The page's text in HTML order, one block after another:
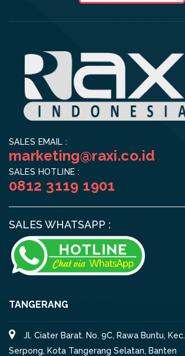
SALES EMAIL :
marketing@raxi.co.id
SALES HOTLINE :
0812 3119 1901
SALES WHATSAPP :
TANGERANG
Jl. Ciater Barat. No. 9C, Rawa Buntu, Kec.
Serpong, Kota Tangerang Selatan, Banten